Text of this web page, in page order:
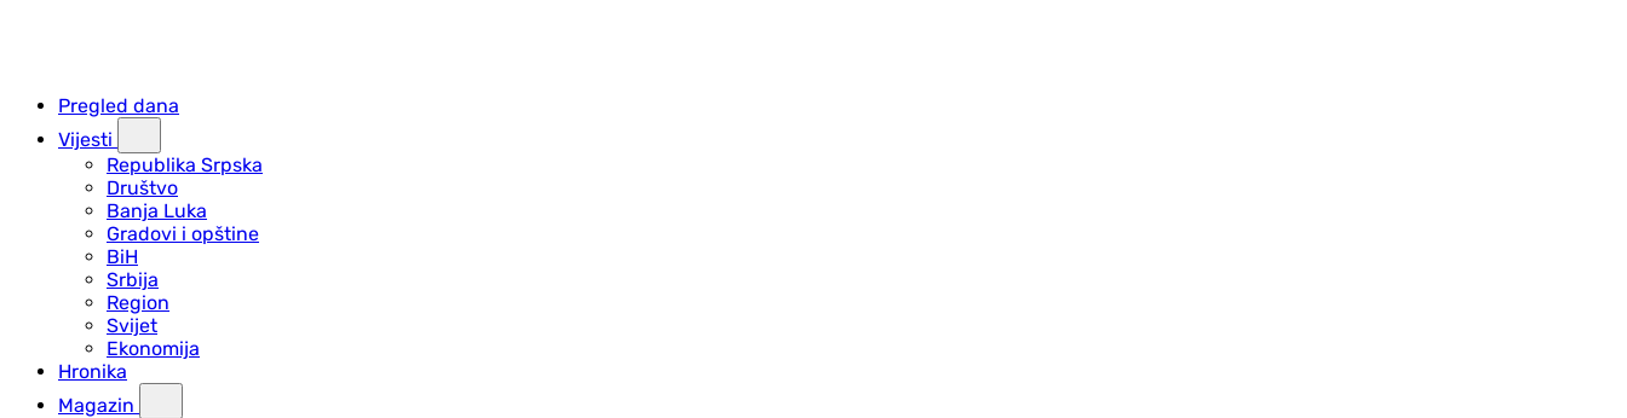
Pregled dana
Vijesti
Republika Srpska
Društvo
Banja Luka
Gradovi i opštine
BiH
Srbija
Region
Svijet
Ekonomija
Hronika
Magazin